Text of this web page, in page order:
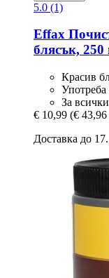
5.0 (1)
Effax
блясък, 250
Красив
Употреба
За
€ 10,99 (€
Доставка до